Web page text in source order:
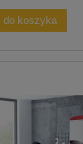
do koszyka